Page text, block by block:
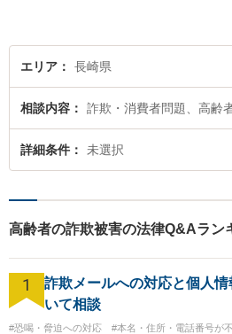
エリア 長崎県
相談内容 詐欺・消費者問題、高齢
詳細条件 未選択
高齢者の詐欺被害の法律Q&Aラン
1
詐欺メールへの対応と個人
いて相談
#恐喝・脅迫への対応 #本名・住所・電話番号が